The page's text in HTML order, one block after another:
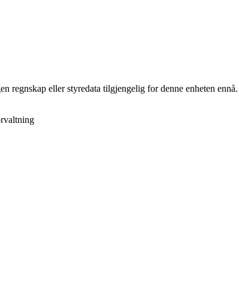
regnskap eller styredata tilgjengelig for denne enheten ennå.